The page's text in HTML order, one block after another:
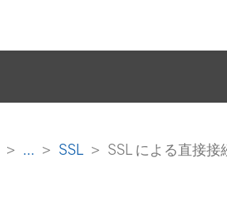
... SSL SSL による直接接